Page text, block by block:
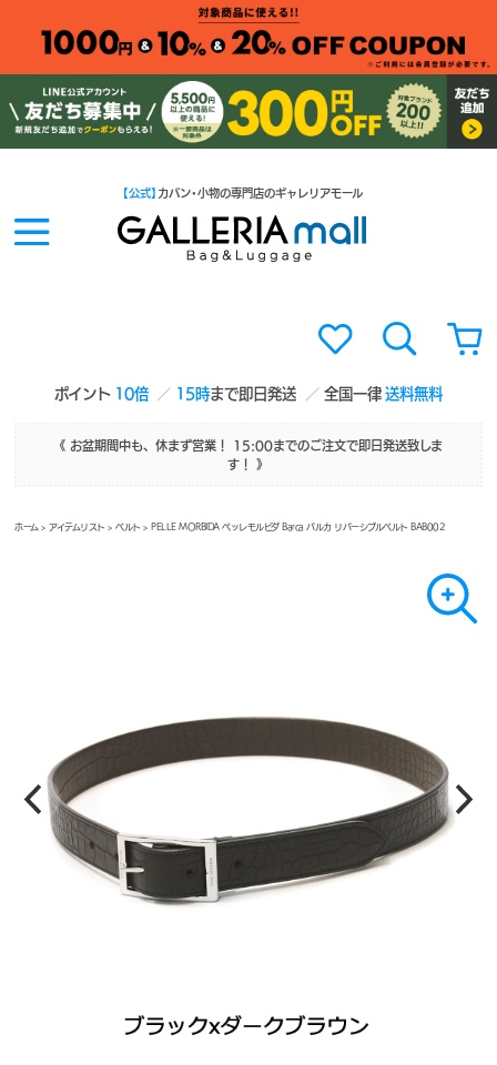
ポイント 10倍 15時まで即日発送 全国一律送料無料
【公式】 カバン・小物の専門店のギャレリアモール
《 お盆期間中も、休まず営業！ 15:00までのご注文で即日発送致しま
す！ 》
ホーム >アイテムリスト >ベルト > PELLE MORBIDA ペッレモルビダ Barca バルカ リバーシブルベルト BAB002